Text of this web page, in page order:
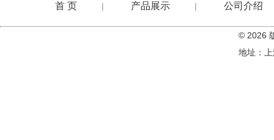
首 页 | 产品展示 | 公司介绍
在线留言
© 2026
地址：